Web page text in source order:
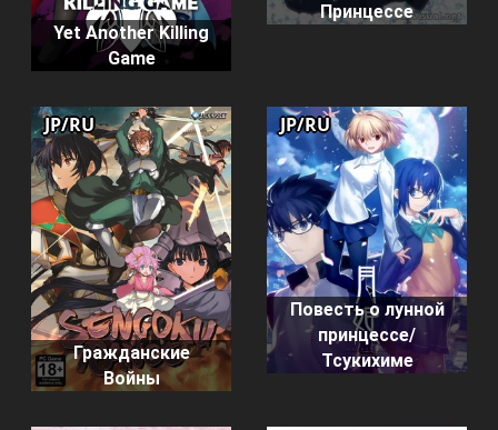
Yet Another Killing
Game
Принцессе
Гражданские
Войны
JP/RU
Повесть о лунной
принцессе/
Тсукихиме
JP/RU